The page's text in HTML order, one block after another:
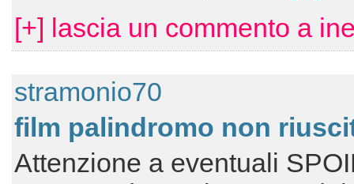
[+] lascia un commento a
stramonio70
film palindromo non
Attenzione a eventuali